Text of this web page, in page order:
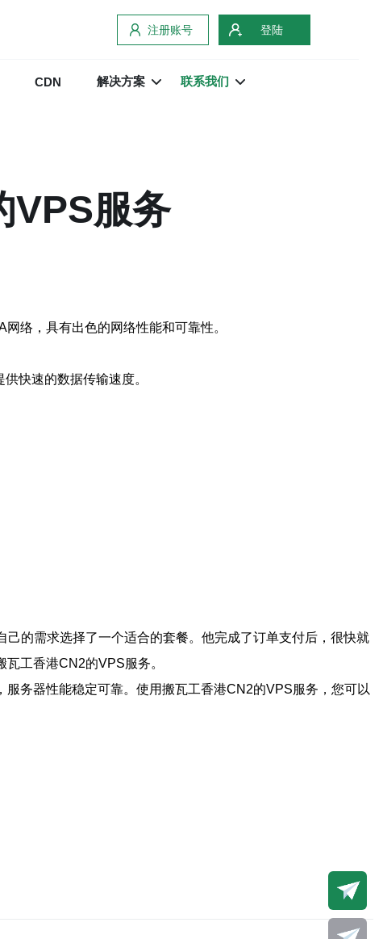
注册账号 登陆
CDN 解决方案 联系我们
VPS服务
络，具有出色的网络性能和可靠性。
快速的数据传输速度。
的需求选择了一个适合的套餐。他完成了订单支付后，很快就
工香港CN2的VPS服务。
务器性能稳定可靠。使用搬瓦工香港CN2的VPS服务，您可以